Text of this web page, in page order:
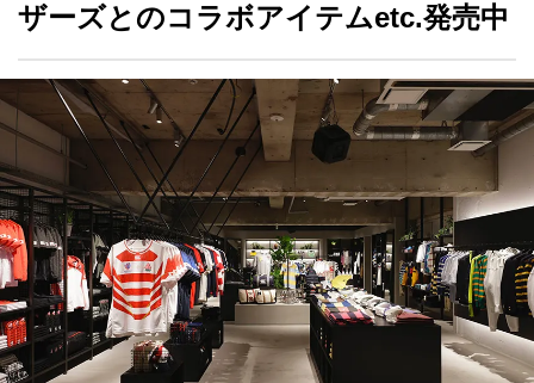
ザーズとのコラボアイテムetc.発売中